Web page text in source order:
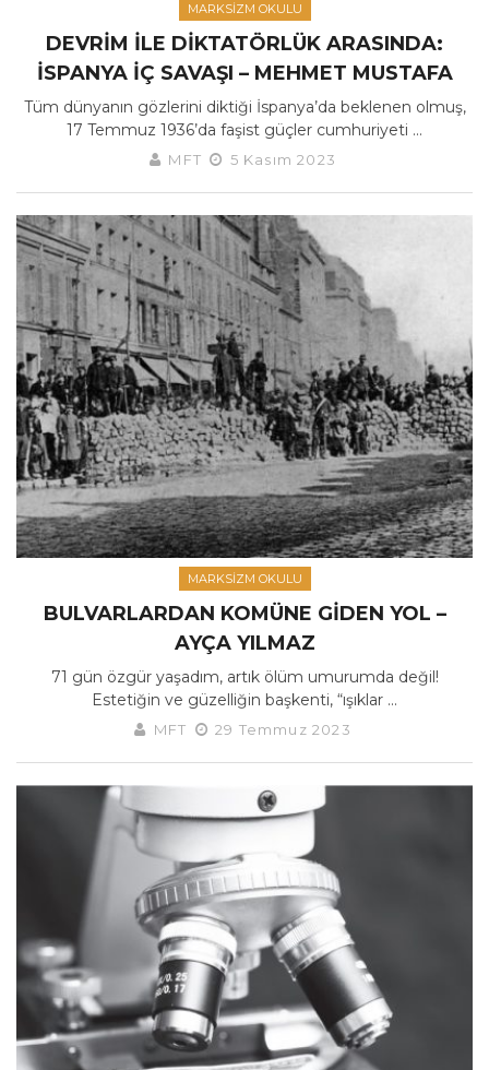
MARKSIZM OKULU
DEVRIM ILE DIKTATÖRLÜK ARASINDA:
İSPANYA İÇ SAVAŞI – MEHMET MUSTAFA
Tüm dünyanın gözlerini diktiği İspanya’da beklenen olmuş,
17 Temmuz 1936’da faşist güçler cumhuriyeti ...
MFT 5 Kasım 2023
MARKSIZM OKULU
BULVARLARDAN KOMÜNE GIDEN YOL –
AYÇA YILMAZ
71 gün özgür yaşadım, artık ölüm umurumda değil!
Estetiğin ve güzelliğin başkenti, “ışıklar ...
MFT 29 Temmuz 2023